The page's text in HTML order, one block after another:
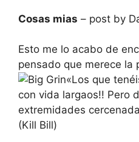
Cosas mias – post by
Esto me lo acabo de
pensado que merece la
«Los que
con vida largaos!! Pero
extremidades
(Kill Bill)